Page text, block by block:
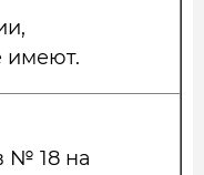
имеют.
№ 18 на